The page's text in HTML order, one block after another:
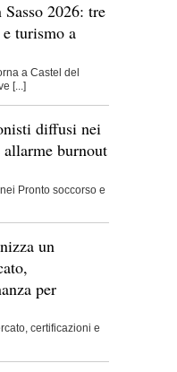
2026: tre
turismo a
a Castel del
[...]
diffusi nei
burnout
Pronto soccorso e
un
per
certificazioni e